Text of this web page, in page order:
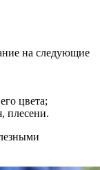
на следующие
цвета;
плесени.